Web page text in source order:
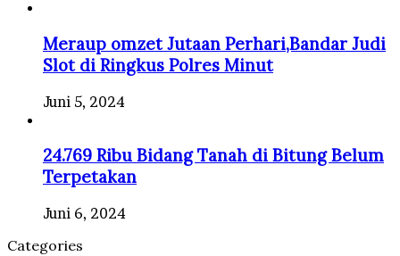
Meraup omzet Jutaan Perhari,Bandar Judi
Slot di Ringkus Polres Minut
Juni 5, 2024
24.769 Ribu Bidang Tanah di Bitung Belum
Terpetakan
Juni 6, 2024
Categories